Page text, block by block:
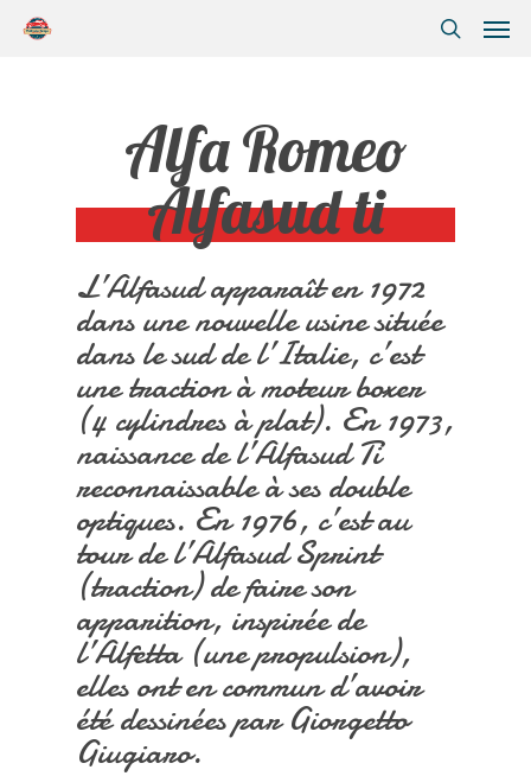
Alfa Romeo
Alfasud ti
L’Alfasud apparaît en 1972
dans une nouvelle usine située
dans le sud de l’Italie, c’est
une traction à moteur boxer
(4 cylindres à plat). En 1973,
naissance de l’Alfasud Ti
reconnaissable à ses double
optiques. En 1976, c’est au
tour de l’Alfasud Sprint
(traction) de faire son
apparition, inspirée de
l’Alfetta (une propulsion),
elles ont en commun d’avoir
été dessinées par Giorgetto
Giugiaro.